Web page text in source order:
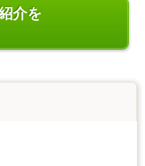
介を